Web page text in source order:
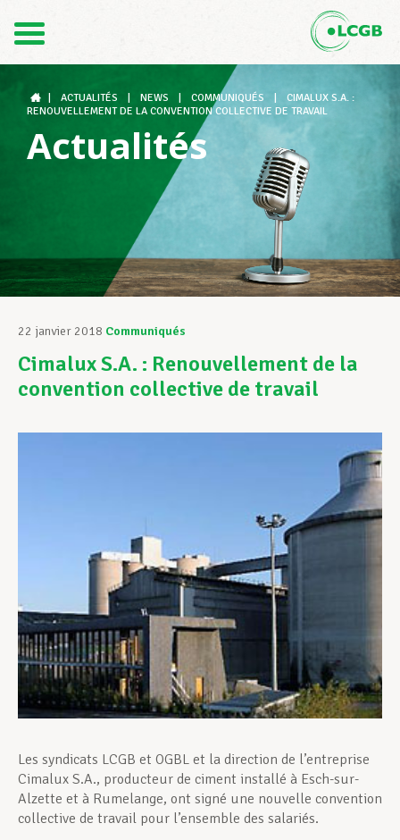
DE
Le LCGB
Structures syndicales
Assistance au Travail
Vos droits
Développement professionnel
Devenir Membre
Actualités
ACTUALITÉS NEWS COMMUNIQUÉS
CIMALUX S.A. :
RENOUVELLEMENT DE LA CONVENTION COLLECTIVE DE TRAVAIL
Actualités
22 janvier 2018 Communiqués
Cimalux S.A. : Renouvellement de la
convention collective de travail
Les syndicats LCGB et OGBL et la direction de l’entreprise
Cimalux S.A., producteur de ciment installé à Esch-sur-
Alzette et à Rumelange, ont signé une nouvelle convention
collective de travail pour l’ensemble des salariés.